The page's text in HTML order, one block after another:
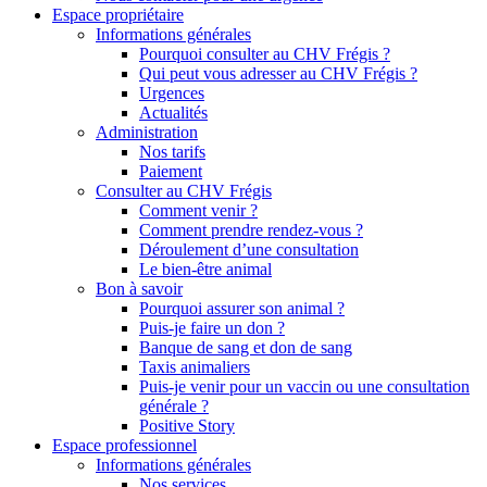
Espace propriétaire
Informations générales
Pourquoi consulter au CHV Frégis ?
Qui peut vous adresser au CHV Frégis ?
Urgences
Actualités
Administration
Nos tarifs
Paiement
Consulter au CHV Frégis
Comment venir ?
Comment prendre rendez-vous ?
Déroulement d’une consultation
Le bien-être animal
Bon à savoir
Pourquoi assurer son animal ?
Puis-je faire un don ?
Banque de sang et don de sang
Taxis animaliers
Puis-je venir pour un vaccin ou une consultation
générale ?
Positive Story
Espace professionnel
Informations générales